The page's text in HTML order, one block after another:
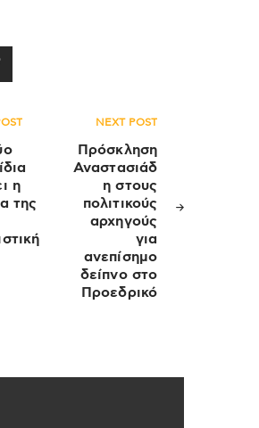
η
της
NEXT POST
Πρόσκληση
Αναστασιάδ
η στους
πολιτικούς
αρχηγούς
για
ανεπίσημο
δείπνο στο
Προεδρικό